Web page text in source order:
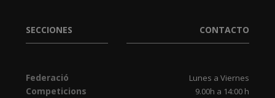
SECCIONES
Federació
Competicions
CONTACTO
Lunes a Viernes
9.00h a 14:00 h